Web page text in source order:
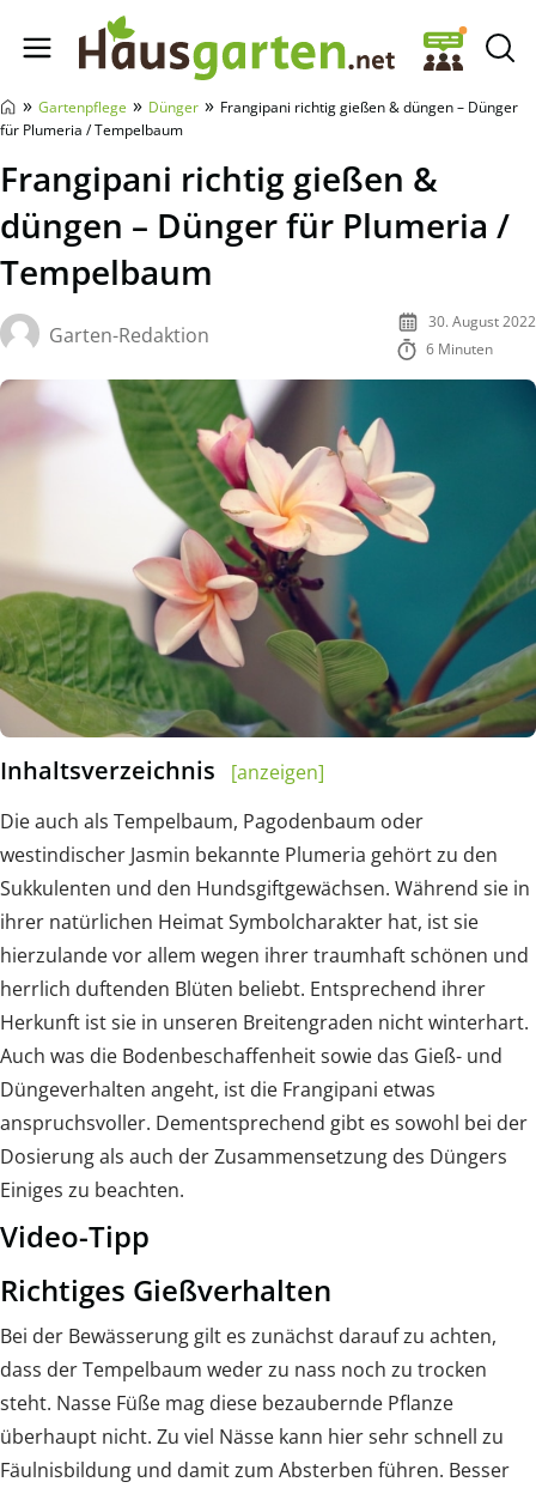
Hausgarten.net
» Gartenpflege » Dünger » Frangipani richtig gießen & düngen – Dünger
für Plumeria / Tempelbaum
Frangipani richtig gießen &
düngen – Dünger für Plumeria /
Tempelbaum
Garten-Redaktion
30. August 2022
6 Minuten
Inhaltsverzeichnis
[anzeigen]
Die auch als Tempelbaum, Pagodenbaum oder
westindischer Jasmin bekannte Plumeria gehört zu den
Sukkulenten und den Hundsgiftgewächsen. Während sie in
ihrer natürlichen Heimat Symbolcharakter hat, ist sie
hierzulande vor allem wegen ihrer traumhaft schönen und
herrlich duftenden Blüten beliebt. Entsprechend ihrer
Herkunft ist sie in unseren Breitengraden nicht winterhart.
Auch was die Bodenbeschaffenheit sowie das Gieß- und
Düngeverhalten angeht, ist die Frangipani etwas
anspruchsvoller. Dementsprechend gibt es sowohl bei der
Dosierung als auch der Zusammensetzung des Düngers
Einiges zu beachten.
Video-Tipp
Richtiges Gießverhalten
Bei der Bewässerung gilt es zunächst darauf zu achten,
dass der Tempelbaum weder zu nass noch zu trocken
steht. Nasse Füße mag diese bezaubernde Pflanze
überhaupt nicht. Zu viel Nässe kann hier sehr schnell zu
Fäulnisbildung und damit zum Absterben führen. Besser